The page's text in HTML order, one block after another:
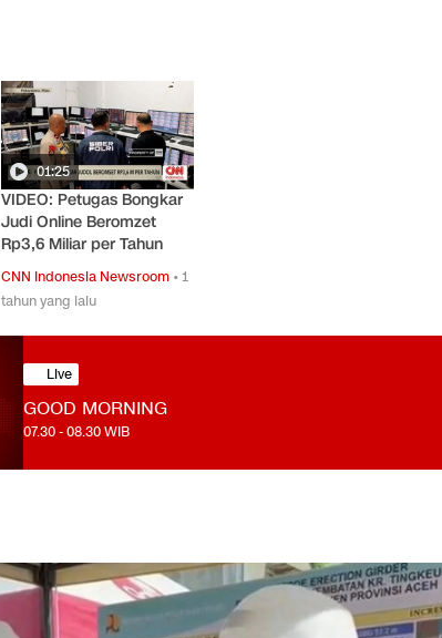
01:25
VIDEO: Petugas Bongkar
Judi Online Beromzet
Rp3,6 Miliar per Tahun
CNN Indonesia Newsroom •1
tahun yang lalu
Live
GOOD MORNING
07.30-08.30WIB